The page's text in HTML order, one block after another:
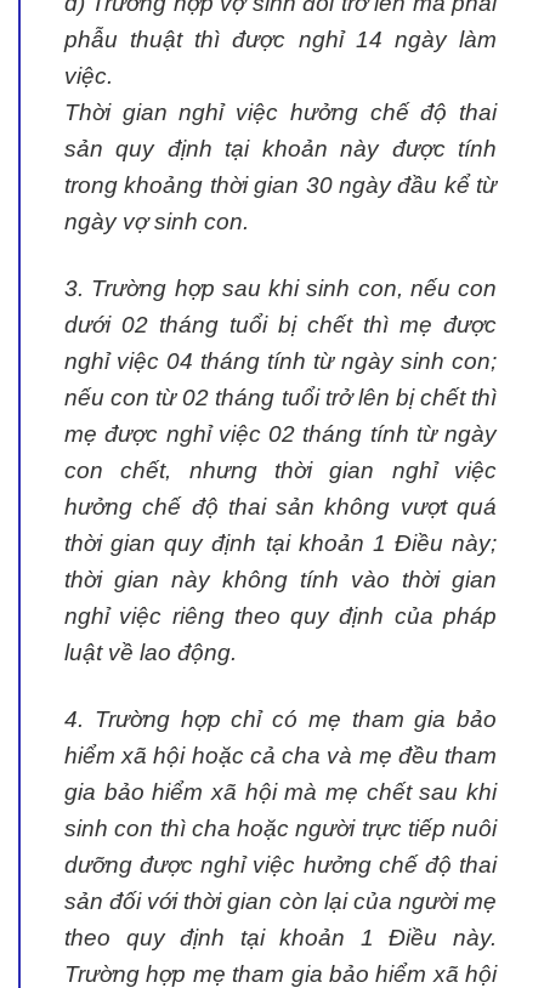
phẫu thuật thì được nghỉ 14 ngày làm
việc.
Thời gian nghỉ việc hưởng chế độ thai
sản quy định tại khoản này được tính
trong khoảng thời gian 30 ngày đầu kể từ
ngày vợ sinh con.
3. Trường hợp sau khi sinh con, nếu con
dưới 02 tháng tuổi bị chết thì mẹ được
nghỉ việc 04 tháng tính từ ngày sinh con;
nếu con từ 02 tháng tuổi trở lên bị chết thì
mẹ được nghỉ việc 02 tháng tính từ ngày
con chết, nhưng thời gian nghỉ việc
hưởng chế độ thai sản không vượt quá
thời gian quy định tại khoản 1 Điều này;
thời gian này không tính vào thời gian
nghỉ việc riêng theo quy định của pháp
luật về lao động.
4. Trường hợp chỉ có mẹ tham gia bảo
hiểm xã hội hoặc cả cha và mẹ đều tham
gia bảo hiểm xã hội mà mẹ chết sau khi
sinh con thì cha hoặc người trực tiếp nuôi
dưỡng được nghỉ việc hưởng chế độ thai
sản đối với thời gian còn lại của người mẹ
theo quy định tại khoản 1 Điều này.
Trường hợp mẹ tham gia bảo hiểm xã hội